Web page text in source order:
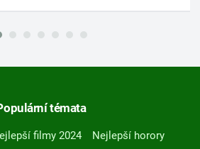
témata
filmy 2024
Nejlepší horory